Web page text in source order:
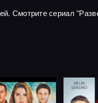
Смотрите сериал